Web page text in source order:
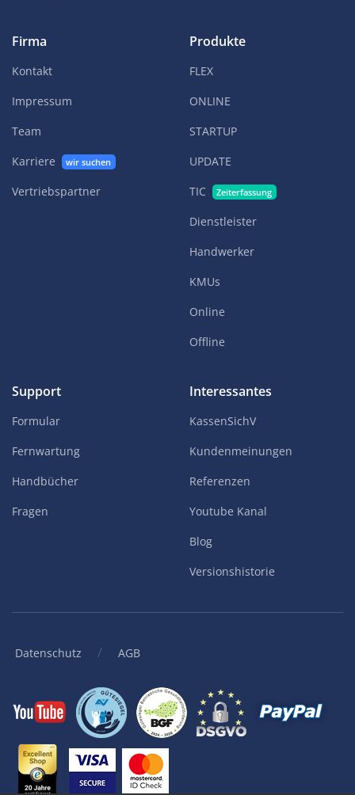
Firma
Kontakt
Impressum
Team
Karriere
wir suchen
Vertriebspartner
Produkte
FLEX
ONLINE
STARTUP
UPDATE
TIC
Zeiterfassung
Dienstleister
Handwerker
KMUs
Online
Offline
Support
Formular
Fernwartung
Handbücher
Fragen
Interessantes
KassenSichV
Kundenmeinungen
Referenzen
Youtube Kanal
Blog
Versionshistorie
Datenschutz / AGB